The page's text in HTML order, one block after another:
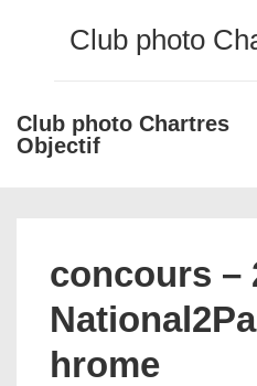
principal
Club photo
Club photo Chartres
Objectif
concours –
hrome